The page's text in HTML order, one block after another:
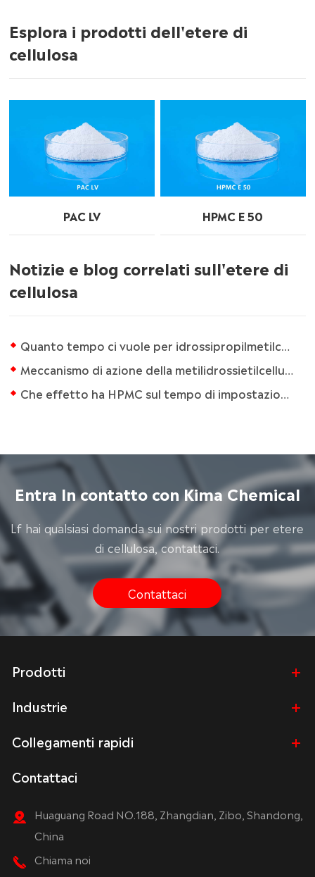
Esplora i prodotti dell'etere di
cellulosa
PAC LV HPMC E 50
Notizie e blog correlati sull'etere di
cellulosa
Quanto tempo ci vuole per idrossipropilmetilcellulosa per biodegradare?
Meccanismo di azione della metilidrossietilcellulosa (MHEC) come agente di ritenzione idrica
Che effetto ha HPMC sul tempo di impostazione dei materiali a base di cemento?
Entra In contatto con Kima Chemical
Lf hai qualsiasi domanda sui nostri prodotti per etere
di cellulosa, contattaci.
Contattaci
Prodotti
Industrie
Collegamenti rapidi
Contattaci
Huaguang Road NO.188, Zhangdian, Zibo, Shandong,
China
Chiama noi